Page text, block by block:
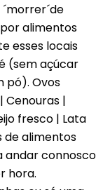
alimentos
esses locais
(sem açúcar
pó). Ovos
Cenouras |
fresco | Lata
de alimentos
andar connosco
hora.